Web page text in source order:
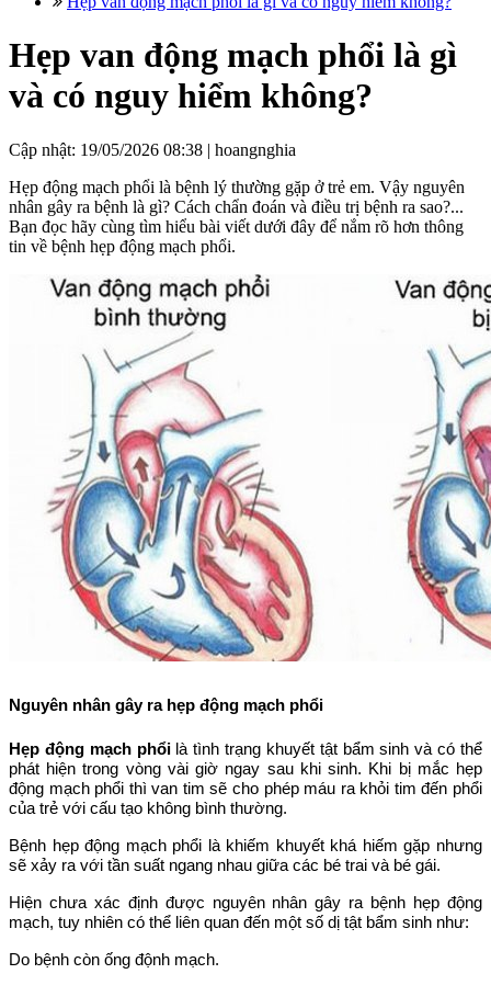
Hẹp van động mạch phổi là gì
và có nguy hiểm không?
Cập nhật: 19/05/2026 08:38 | hoangnghia
Hẹp động mạch phổi là bệnh lý thường gặp ở trẻ em. Vậy nguyên
nhân gây ra bệnh là gì? Cách chẩn đoán và điều trị bệnh ra sao?...
Bạn đọc hãy cùng tìm hiểu bài viết dưới đây để nắm rõ hơn thông
tin về bệnh hẹp động mạch phổi.
Nguyên nhân gây ra hẹp động mạch phổi
Hẹp động mạch phổilà tình trạng khuyết tật bẩm sinh và có thể
phát hiện trong vòng vài giờ ngay sau khi sinh. Khi bị mắc hẹp
động mạch phổi thì van tim sẽ cho phép máu ra khỏi tim đến phổi
của trẻ với cấu tạo không bình thường.
Bệnh hẹp động mạch phổi là khiếm khuyết khá hiếm gặp nhưng
sẽ xảy ra với tần suất ngang nhau giữa các bé trai và bé gái.
Hiện chưa xác định được nguyên nhân gây ra bệnh hẹp động
mạch, tuy nhiên có thể liên quan đến một số dị tật bẩm sinh như:
Do bệnh còn ống độnh mạch.